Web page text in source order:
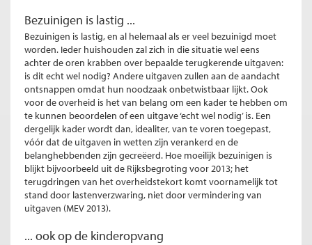
Bezuinigen is lastig ...
Bezuinigen is lastig, en al helemaal als er veel bezuinigd moet
worden. Ieder huishouden zal zich in die situatie wel eens
achter de oren krabben over bepaalde terugkerende uitgaven:
is dit echt wel nodig? Andere uitgaven zullen aan de aandacht
ontsnappen omdat hun noodzaak onbetwistbaar lijkt. Ook
voor de overheid is het van belang om een kader te hebben om
te kunnen beoordelen of een uitgave ‘echt wel nodig’ is. Een
dergelijk kader wordt dan, idealiter, van te voren toegepast,
vóór dat de uitgaven in wetten zijn verankerd en de
belanghebbenden zijn gecreëerd. Hoe moeilijk bezuinigen is
blijkt bijvoorbeeld uit de Rijksbegroting voor 2013; het
terugdringen van het overheidstekort komt voornamelijk tot
stand door lastenverzwaring, niet door vermindering van
uitgaven (MEV 2013).
... ook op de kinderopvang